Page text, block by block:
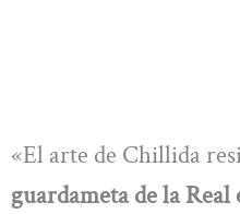
«El arte de Chillida
guardameta de la